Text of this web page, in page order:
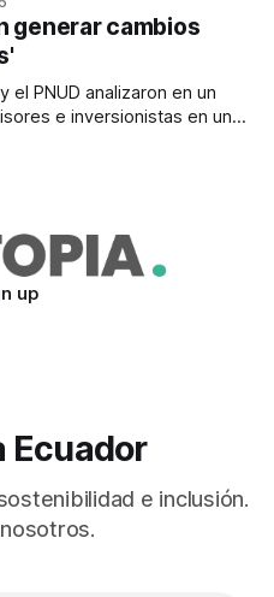
generar cambios
el PNUD analizaron en un
e inversionistas en un
up
Ecuador
e inclusión.